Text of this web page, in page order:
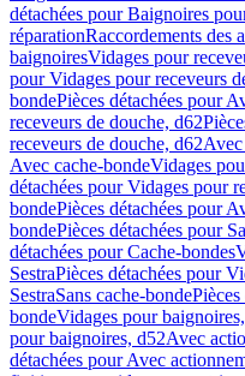
détachées pour Baignoires
réparationRaccordements des
baignoiresVidages pour
pour Vidages pour receveurs
bondePièces détachées pour
receveurs de douche, d62
receveurs de douche, d62
Avec cache-bondeVidages
détachées pour Vidages pour
bondePièces détachées pour
bondePièces détachées pour
détachées pour Cache-bondes
SestraPièces détachées pour
SestraSans cache-bonde
bondeVidages pour
pour baignoires, d52Avec
détachées pour Avec